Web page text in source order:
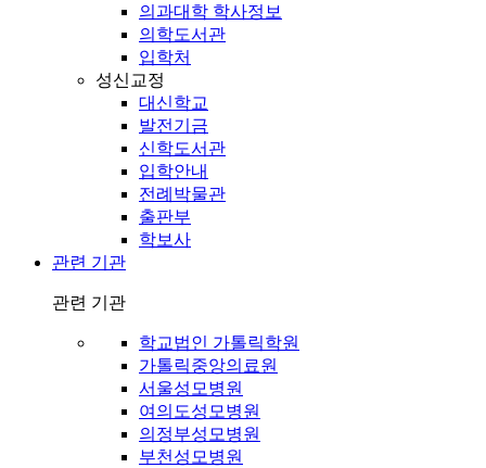
의과대학 학사정보
의학도서관
입학처
성신교정
대신학교
발전기금
신학도서관
입학안내
전례박물관
출판부
학보사
관련 기관
관련 기관
학교법인 가톨릭학원
가톨릭중앙의료원
서울성모병원
여의도성모병원
의정부성모병원
부천성모병원